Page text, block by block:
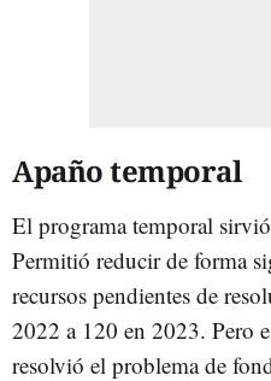
Apaño temporal
El programa temporal
Permitió reducir de forma
recursos pendientes de
2022 a 120 en 2023. Pero
resolvió el problema de